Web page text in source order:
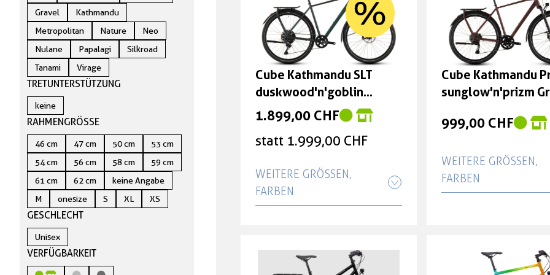
Kinder- und Jugendvelos
Anhänger
Testvelos
Ersatzteile & Zubehör
Helme - Schuhe - Bekleidung
Gutscheine & Geschenke
Gravel
Kathmandu
Metropolitan
Nature
Neo
Nulane
Papalagi
Silkroad
Tanami
Virage
TRETUNTERSTÜTZUNG
keine
RAHMENGRÖSSE
46 cm 47 cm 50 cm
53 cm
54 cm
56 cm 58 cm
59 cm
61 cm
62 cm
keine Angabe
M
onesize S XL XS
GESCHLECHT
Unisex
VERFÜGBARKEIT
Cube Kathmandu SLT
duskwood'n'goblin
Größe: 50 cm
1.899,00 CHF
statt 1.999,00 CHF
WEITERE GRÖSSEN, F
ARBEN
46 cm
Cube Kathmandu
sunglow'n'prizm
999,00 CHF
WEITERE GRÖSSEN, F
ARBEN
999,00 CHF